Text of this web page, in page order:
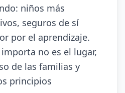
niños más
seguros de sí
por el aprendizaje.
no es el lugar,
de las familias y
principios